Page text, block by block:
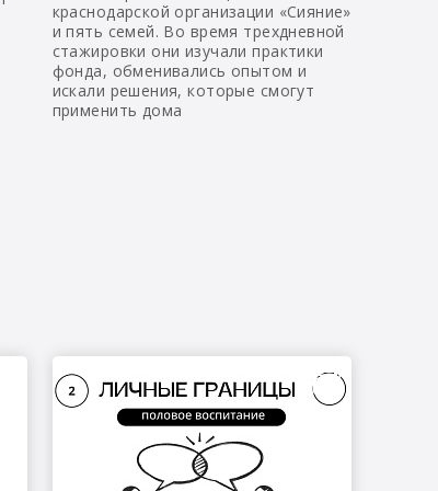
краснодарской организации «Сияние»
и пять семей. Во время трехдневной
стажировки они изучали практики
фонда, обменивались опытом и
искали решения, которые смогут
применить дома